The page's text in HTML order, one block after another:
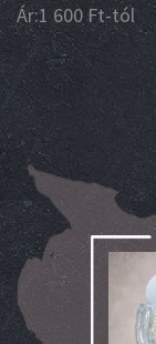
Ár:1 600Ft-tól